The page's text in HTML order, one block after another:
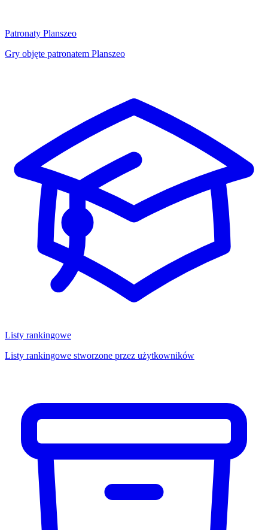
Patronaty Planszeo
Gry objęte patronatem Planszeo
Listy rankingowe
Listy rankingowe stworzone przez użytkowników